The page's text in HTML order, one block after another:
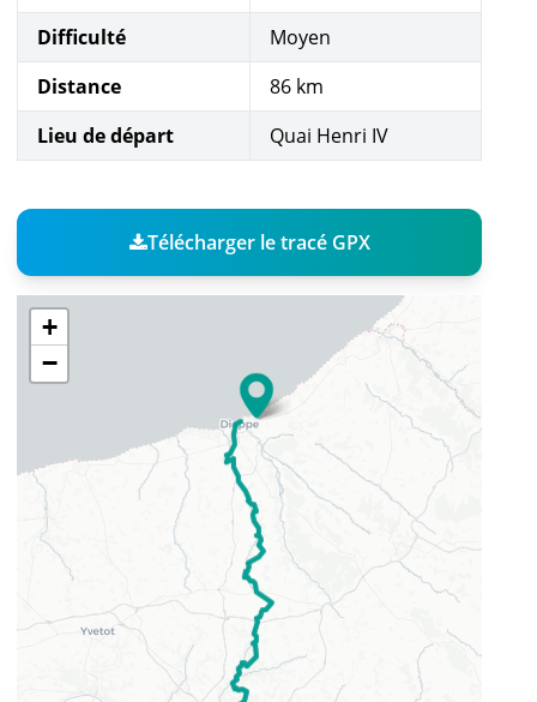
Difficulté
Moyen
Distance
86 km
Lieu de départ
Quai Henri IV
Télécharger le tracé GPX
+
−